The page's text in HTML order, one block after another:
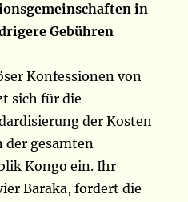
in
Gebühren
Konfessionen von
sich für die
der Kosten
der gesamten
Kongo ein. Ihr
Baraka, fordert die